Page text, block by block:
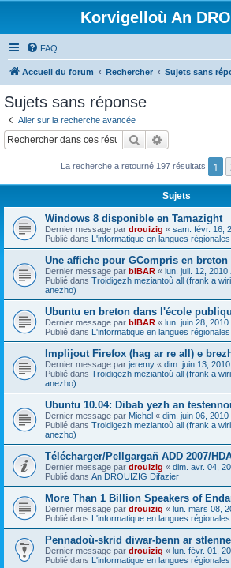
Korvigelloù An
FAQ
Accueil du forum Rechercher Sujets sans
Sujets sans réponse
Aller sur la recherche avancée
Rechercher
La recherche a retourné 197 résultats 1
Sujets
Windows 8 disponible en Tamazight
Dernier message par drouizig « sam. févr. 16,
Publié dans L'informatique en langues
Une affiche pour GCompris en breton
Dernier message par bIBAR « lun. juil. 12, 2010
Publié dans Troidigezh meziantoù all (frank a
anezho)
Ubuntu en breton dans l'école
Dernier message par bIBAR « lun. juin 28, 2010
Publié dans L'informatique en langues
Implijout Firefox (hag ar re all) e
Dernier message par jeremy « dim. juin 13,
Publié dans Troidigezh meziantoù all (frank a
anezho)
Ubuntu 10.04: Dibab yezh an
Dernier message par Michel « dim. juin 06,
Publié dans Troidigezh meziantoù all (frank a
anezho)
Télécharger/Pellgargañ ADD 2007/
Dernier message par drouizig « dim. avr. 04,
Publié dans An DROUIZIG Difazier
More Than 1 Billion Speakers of
Dernier message par drouizig « lun. mars 08,
Publié dans L'informatique en langues
Pennadoù-skrid diwar-benn ar
Dernier message par drouizig « lun. févr. 01,
Publié dans L'informatique en langues